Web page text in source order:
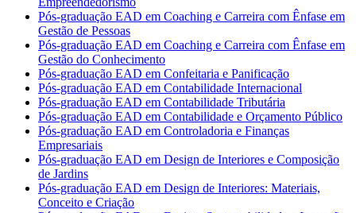
Pós-graduação EAD em Coaching e Carreira com Ênfase em
Gestão de Pessoas
Pós-graduação EAD em Coaching e Carreira com Ênfase em
Gestão do Conhecimento
Pós-graduação EAD em Confeitaria e Panificação
Pós-graduação EAD em Contabilidade Internacional
Pós-graduação EAD em Contabilidade Tributária
Pós-graduação EAD em Contabilidade e Orçamento Público
Pós-graduação EAD em Controladoria e Finanças
Empresariais
Pós-graduação EAD em Design de Interiores e Composição
de Jardins
Pós-graduação EAD em Design de Interiores: Materiais,
Conceito e Criação